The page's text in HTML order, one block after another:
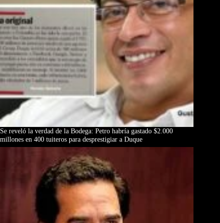
Se reveló la verdad de la Bodega: Petro habría gastado $2.000
millones en 400 tuiteros para desprestigiar a Duque